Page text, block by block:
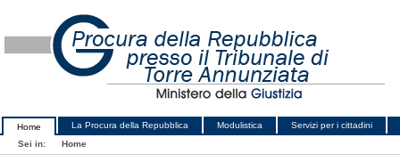
Home La Procura della Repubblica Modulistica
Servizi per i cittadini
Sei in:
Home